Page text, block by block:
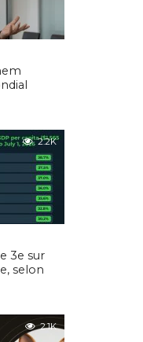
2.2K
3e sur
selon
2.1K